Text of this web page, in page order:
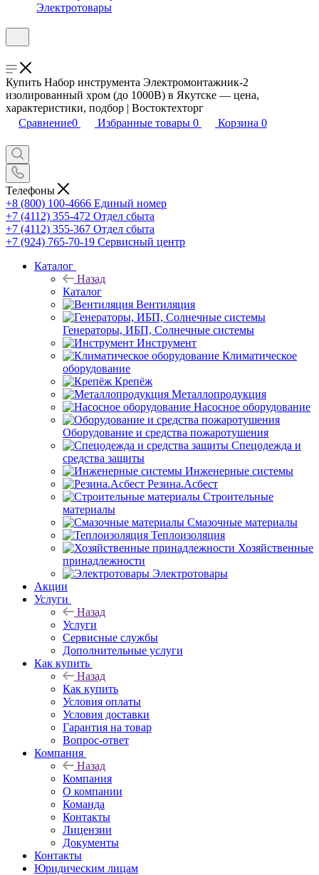
Электротовары
Купить Набор инструмента Электромонтажник-2
изолированный хром (до 1000В) в Якутске — цена,
характеристики, подбор | Востоктехторг
Сравнение0 Избранные товары 0 Корзина 0
Телефоны
+8 (800) 100-4666 Единый номер
+7 (4112) 355-472 Отдел сбыта
+7 (4112) 355-367 Отдел сбыта
+7 (924) 765-70-19 Сервисный центр
Каталог
Назад
Каталог
Вентиляция
Генераторы, ИБП, Солнечные системы
Инструмент
Климатическое
оборудование
Крепёж
Металлопродукция
Насосное оборудование
Оборудование и средства пожаротушения
Спецодежда и
средства защиты
Инженерные системы
Резина.Асбест
Строительные
материалы
Смазочные материалы
Теплоизоляция
Хозяйственные
принадлежности
Электротовары
Акции
Услуги
Назад
Услуги
Сервисные службы
Дополнительные услуги
Как купить
Назад
Как купить
Условия оплаты
Условия доставки
Гарантия на товар
Вопрос-ответ
Компания
Назад
Компания
О компании
Команда
Контакты
Лицензии
Документы
Контакты
Юридическим лицам